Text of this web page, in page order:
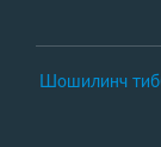
Шошилинч